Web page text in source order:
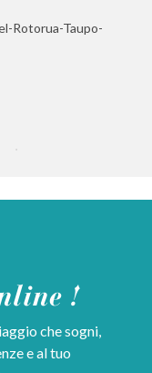
Rotorua-Taupo-
!
che sogni,
e al tuo